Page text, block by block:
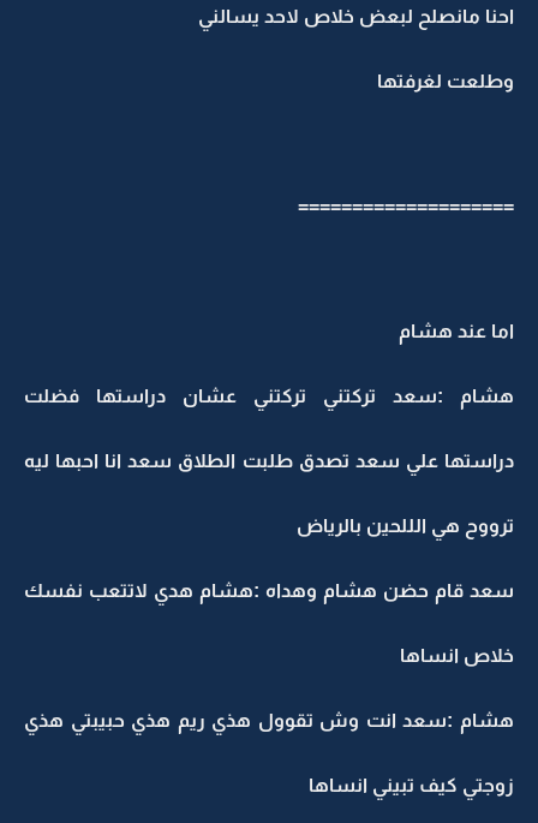
احنا مانصلح لبعض خلاص لاحد يسالني
وطلعت لغرفتها
====================
اما عند هشام
هشام :سعد تركتني تركتني عشان دراستها فضلت
دراستها علي سعد تصدق طلبت الطلاق سعد انا احبها ليه
ترووح هي الللحين بالرياض
سعد قام حضن هشام وهداه :هشام هدي لاتتعب نفسك
خلاص انساها
هشام :سعد انت وش تقوول هذي ريم هذي حبيبتي هذي
زوجتي كيف تبيني انساها